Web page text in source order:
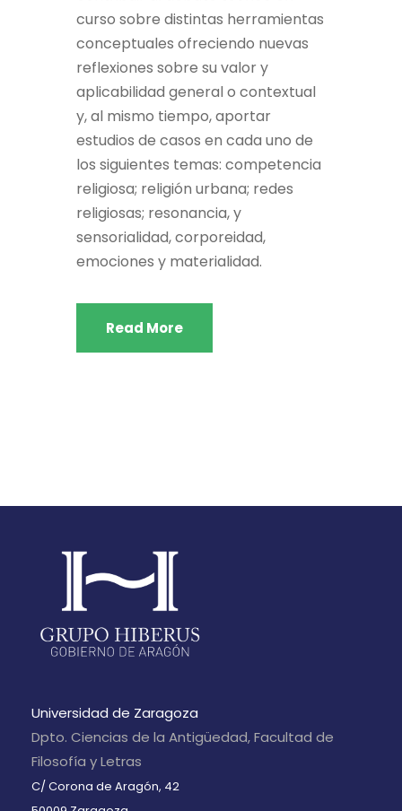
curso sobre distintas herramientas
conceptuales ofreciendo nuevas
reflexiones sobre su valor y
aplicabilidad general o contextual
y, al mismo tiempo, aportar
estudios de casos en cada uno de
los siguientes temas: competencia
religiosa; religión urbana; redes
religiosas; resonancia, y
sensorialidad, corporeidad,
emociones y materialidad.
Read More
Universidad de Zaragoza
Dpto. Ciencias de la Antigüedad, Facultad de
Filosofía y Letras
C/ Corona de Aragón, 42